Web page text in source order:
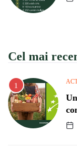
Cel mai